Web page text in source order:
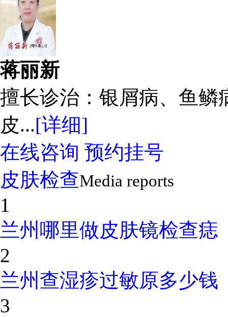
蒋丽新
擅长诊治：银屑病、鱼鳞
皮...[详细]
在线咨询 预约挂号
皮肤检查Media reports
1
兰州哪里做皮肤镜检查痣
2
兰州查湿疹过敏原多少钱
3